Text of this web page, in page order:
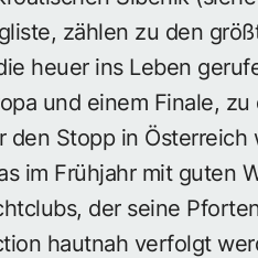
zählen zu den
heuer ins Leben
und einem Finale,
Stopp in
im Frühjahr mit guten
der seine
hautnah verfolgt